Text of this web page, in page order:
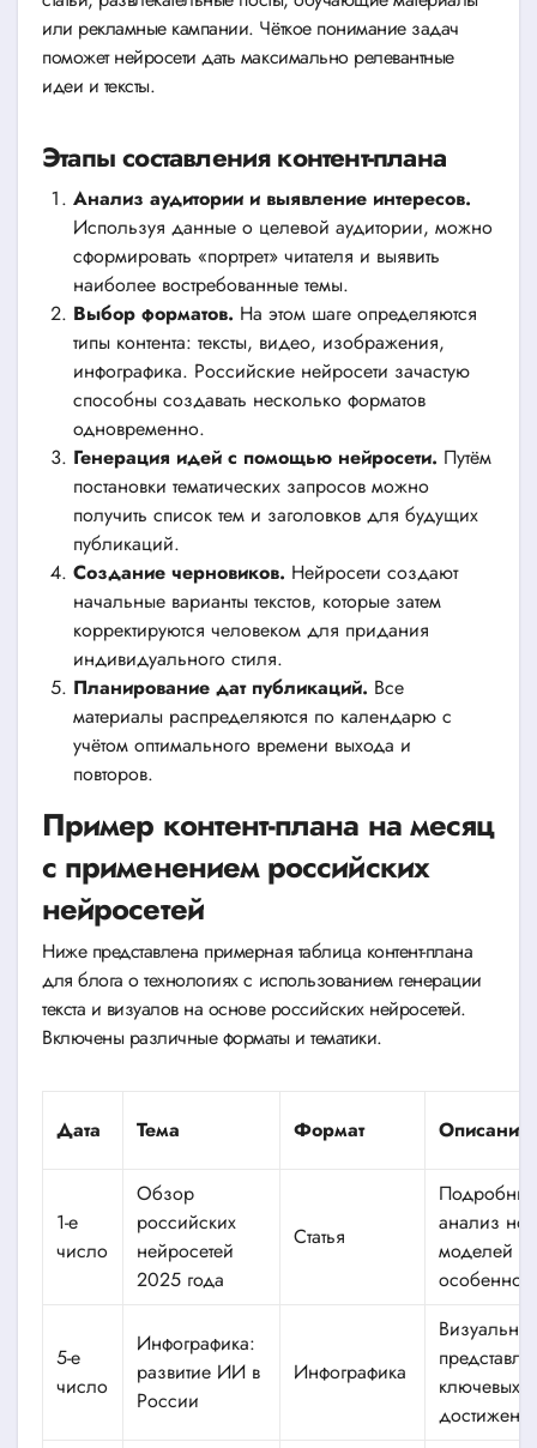
или рекламные кампании. Чёткое понимание задач
поможет нейросети дать максимально релевантные
идеи и тексты.
Этапы составления контент-плана
Анализ аудитории и выявление интересов.
Используя данные о целевой аудитории, можно
сформировать «портрет» читателя и выявить
наиболее востребованные темы.
Выбор форматов. На этом шаге определяются
типы контента: тексты, видео, изображения,
инфографика. Российские нейросети зачастую
способны создавать несколько форматов
одновременно.
Генерация идей с помощью нейросети. Путём
постановки тематических запросов можно
получить список тем и заголовков для будущих
публикаций.
Создание черновиков. Нейросети создают
начальные варианты текстов, которые затем
корректируются человеком для придания
индивидуального стиля.
Планирование дат публикаций. Все
материалы распределяются по календарю с
учётом оптимального времени выхода и
повторов.
Пример контент-плана на месяц
с применением российских
нейросетей
Ниже представлена примерная таблица контент-плана
для блога о технологиях с использованием генерации
текста и визуалов на основе российских нейросетей.
Включены различные форматы и тематики.
Дата Тема Формат Описание
1-е
число
Обзор
российских
нейросетей
2025 года
Статья
анализ
моделей и
5-е
число
Инфографика:
развитие ИИ в
России
Инфографика
ключевых